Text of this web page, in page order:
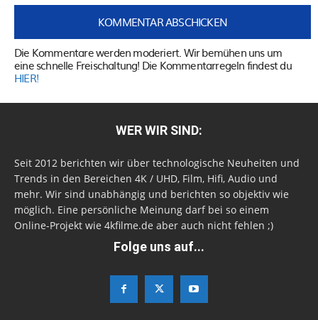
Die Kommentare werden moderiert. Wir bemühen uns um
eine schnelle Freischaltung! Die Kommentarregeln findest du
HIER!
WER WIR SIND:
Seit 2012 berichten wir über technologische Neuheiten und
Trends in den Bereichen 4K / UHD, Film, Hifi, Audio und
mehr. Wir sind unabhängig und berichten so objektiv wie
möglich. Eine persönliche Meinung darf bei so einem
Online-Projekt wie 4kfilme.de aber auch nicht fehlen ;)
Folge uns auf...